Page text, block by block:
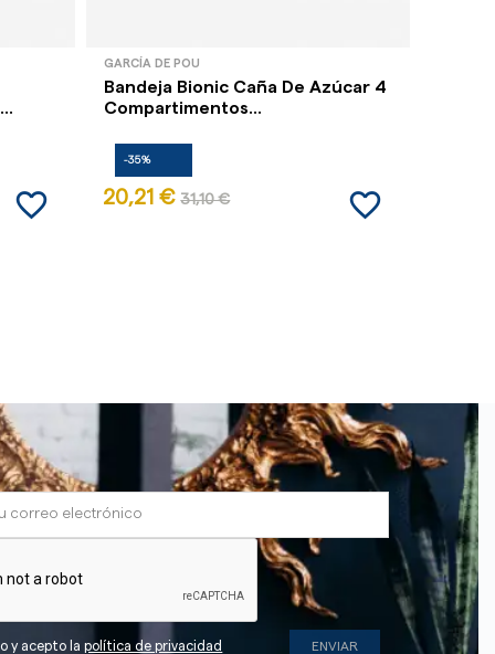
favorite_border
GARCÍA DE POU
Bandeja Bionic Caña De Azúcar 4
Compartimentos...
-35%
20,21 € 31,10 € favorite_border
y acepto lapolítica de privacidad